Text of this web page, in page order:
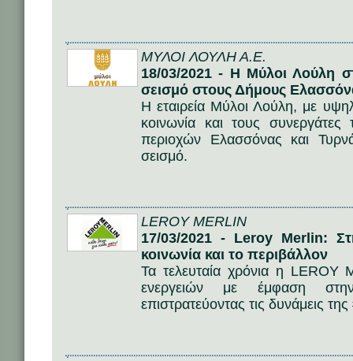
ΜΥΛΟΙ ΛΟΥΛΗ Α.Ε.
18/03/2021 - Η Μύλοι Λούλη
σεισμό στους Δήμους
Η εταιρεία Μύλοι Λούλη, με
κοινωνία και τους συνεργάτες
περιοχών Ελασσόνας και
σεισμό.
LEROY MERLIN
17/03/2021 - Leroy Merlin:
κοινωνία και το περιβάλλον
Τα τελευταία χρόνια η LEROY
ενεργειών με έμφαση
επιστρατεύοντας τις δυνάμεις